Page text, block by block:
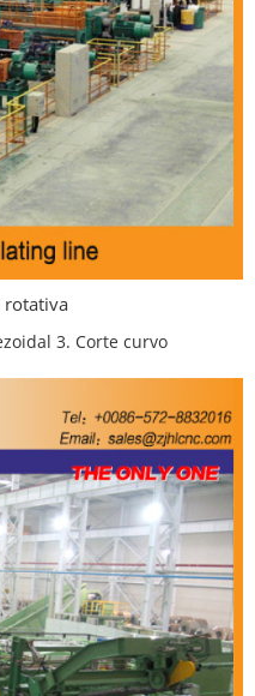
rotativa
3. Corte curvo